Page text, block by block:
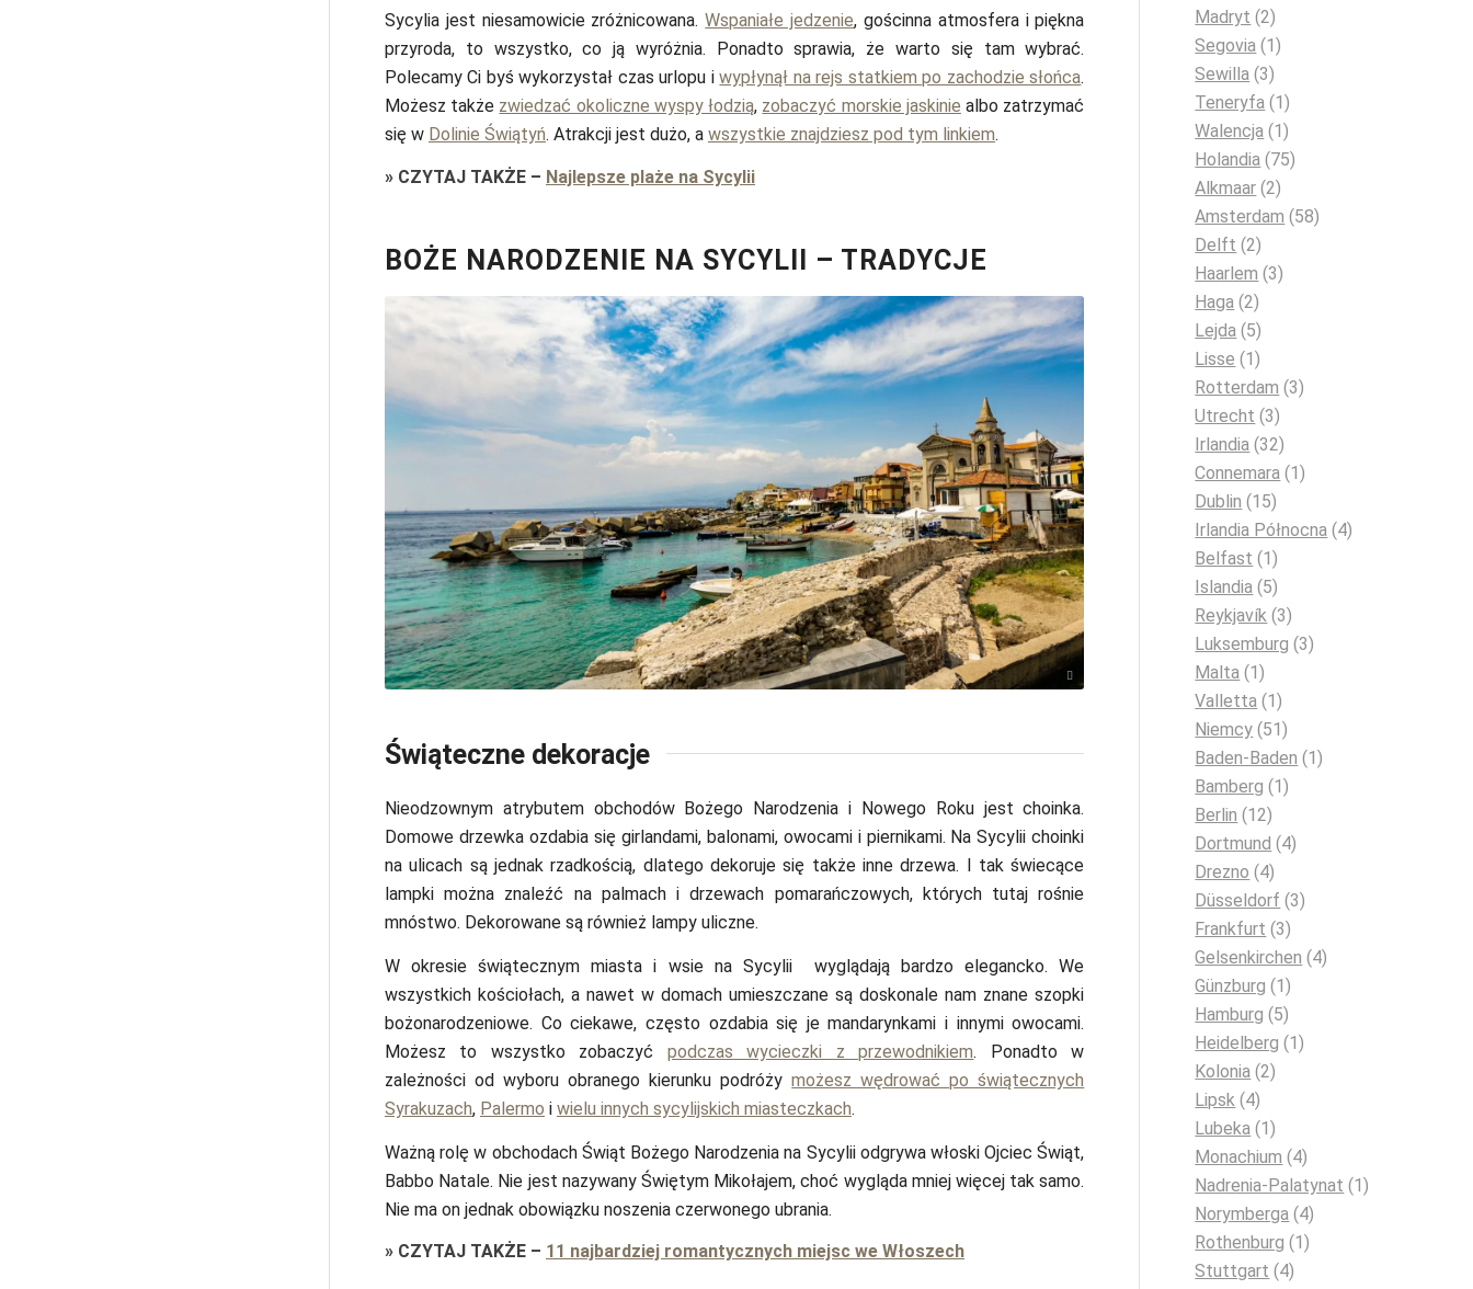
Sycylia jest niesamowicie zróżnicowana.Wspaniałe jedzenie, gościnna atmosfera i piękna
przyroda, to wszystko, co ją wyróżnia. Ponadto sprawia, że warto się tam wybrać.
Polecamy Ci byś wykorzystał czas urlopu iwypłynął na rejs statkiem po zachodzie słońca.
Możesz także zwiedzać okoliczne wyspy łodzią, zobaczyć morskie jaskinie albo zatrzymać
się w Dolinie Świątyń. Atrakcji jest dużo, a wszystkie znajdziesz pod tym linkiem.
» CZYTAJ TAKŻE – Najlepsze plaże na Sycylii
BOŻE NARODZENIE NA SYCYLII – TRADYCJE
Luca N / unsplash
Świąteczne dekoracje
Nieodzownym atrybutem obchodów Bożego Narodzenia i Nowego Roku jest choinka.
Domowe drzewka ozdabia się girlandami, balonami, owocami i piernikami. Na Sycylii choinki
na ulicach są jednak rzadkością, dlatego dekoruje się także inne drzewa. I tak świecące
lampki można znaleźć na palmach i drzewach pomarańczowych, których tutaj rośnie
mnóstwo. Dekorowane są również lampy uliczne.
W okresie świątecznym miasta i wsie na Sycylii wyglądają bardzo elegancko. We
wszystkich kościołach, a nawet w domach umieszczane są doskonale nam znane szopki
bożonarodzeniowe. Co ciekawe, często ozdabia się je mandarynkami i innymi owocami.
Możesz to wszystko zobaczyć podczas wycieczki z przewodnikiem. Ponadto w
zależności od wyboru obranego kierunku podróżymożesz wędrować po świątecznych
Syrakuzach, Palermo i wielu innych sycylijskich miasteczkach.
Ważną rolę w obchodach Świąt Bożego Narodzenia na Sycylii odgrywa włoski Ojciec Świąt,
Babbo Natale. Nie jest nazywany Świętym Mikołajem, choć wygląda mniej więcej tak samo.
Nie ma on jednak obowiązku noszenia czerwonego ubrania.
» CZYTAJ TAKŻE – 11 najbardziej romantycznych miejsc we Włoszech
Madryt (2)
Segovia (1)
Sewilla (3)
Teneryfa (1)
Walencja (1)
Holandia (75)
Alkmaar (2)
Amsterdam (58)
Delft (2)
Haarlem (3)
Haga (2)
Lejda (5)
Lisse (1)
Rotterdam (3)
Utrecht (3)
Irlandia (32)
Connemara (1)
Dublin (15)
Irlandia Północna (4)
Belfast (1)
Islandia (5)
Reykjavík (3)
Luksemburg (3)
Malta (1)
Valletta (1)
Niemcy (51)
Baden-Baden (1)
Bamberg (1)
Berlin (12)
Dortmund (4)
Drezno (4)
Düsseldorf (3)
Frankfurt (3)
Gelsenkirchen (4)
Günzburg (1)
Hamburg (5)
Heidelberg (1)
Kolonia (2)
Lipsk (4)
Lubeka (1)
Monachium (4)
Nadrenia-Palatynat (1)
Norymberga (4)
Rothenburg (1)
Stuttgart (4)